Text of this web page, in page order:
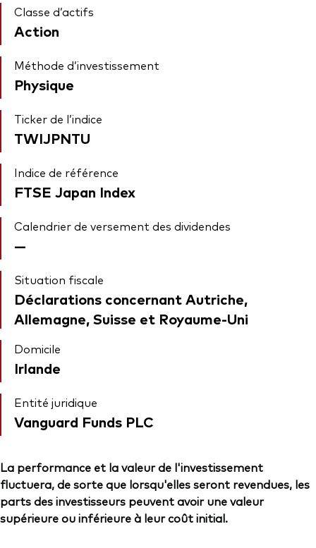
Classe d’actifs
Action
Méthode d’investissement
Physique
Ticker de l’indice
TWIJPNTU
Indice de référence
FTSE Japan Index
Calendrier de versement des dividendes
—
Situation fiscale
Déclarations concernant Autriche,
Allemagne, Suisse et Royaume-Uni
Domicile
Irlande
Entité juridique
Vanguard Funds PLC
La performance et la valeur de l'investissement
fluctuera, de sorte que lorsqu'elles seront revendues, les
parts des investisseurs peuvent avoir une valeur
supérieure ou inférieure à leur coût initial.